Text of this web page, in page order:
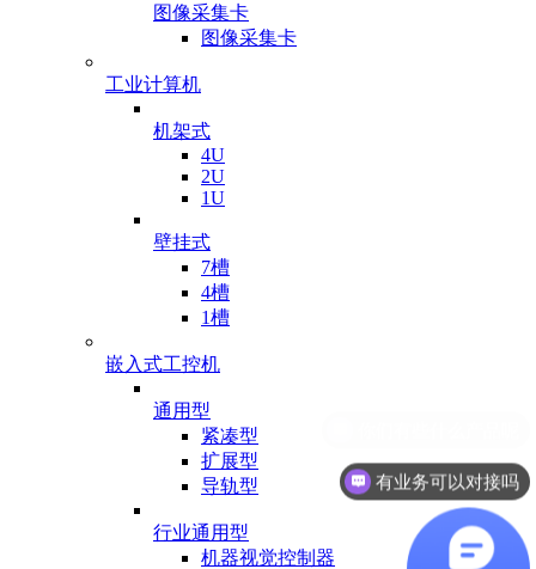
图像采集卡
图像采集卡
工业计算机
机架式
4U
2U
1U
壁挂式
7槽
4槽
1槽
嵌入式工控机
通用型
紧凑型
扩展型
导轨型
行业通用型
机器视觉控制器
有业务可以对接吗